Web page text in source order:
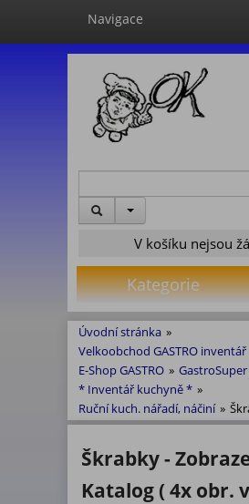
Navigace
V košíku nejsou
Kategorie
Úvodní stránka »
Velkoobchod GASTRO inventář
E-Shop GASTRO »
* Inventář kuchyně * »
Ruční kuch. nářadí, náčiní »
Škrabky -
Katalog ( 4x obr.